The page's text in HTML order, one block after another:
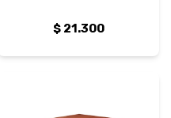
$ 21.300